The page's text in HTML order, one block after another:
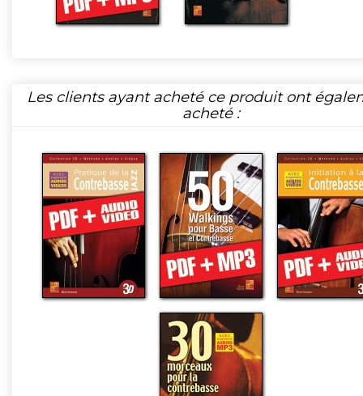
Les clients ayant acheté ce produit ont
acheté :